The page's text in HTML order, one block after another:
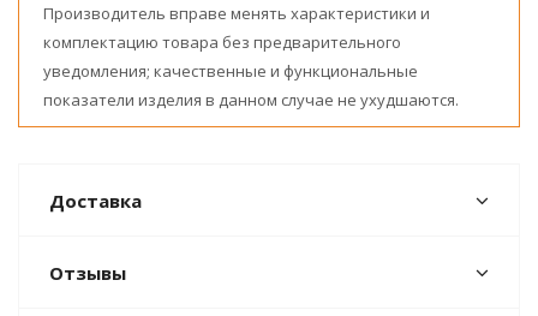
Производитель вправе менять характеристики и
комплектацию товара без предварительного
уведомления; качественные и функциональные
показатели изделия в данном случае не ухудшаются.
Доставка
Отзывы